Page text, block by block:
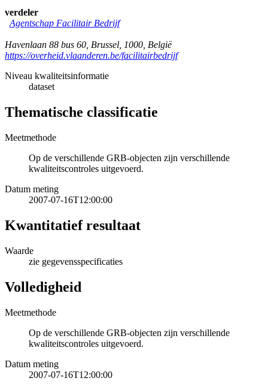
verdeler
Agentschap Facilitair Bedrijf
Havenlaan 88 bus 60, Brussel, 1000, België
https://overheid.vlaanderen.be/facilitairbedrijf
Niveau kwaliteitsinformatie
dataset
Thematische classificatie
Meetmethode
Op de verschillende GRB-objecten zijn verschillende
kwaliteitscontroles uitgevoerd.
Datum meting
2007-07-16T12:00:00
Kwantitatief resultaat
Waarde
zie gegevensspecificaties
Volledigheid
Meetmethode
Op de verschillende GRB-objecten zijn verschillende
kwaliteitscontroles uitgevoerd.
Datum meting
2007-07-16T12:00:00